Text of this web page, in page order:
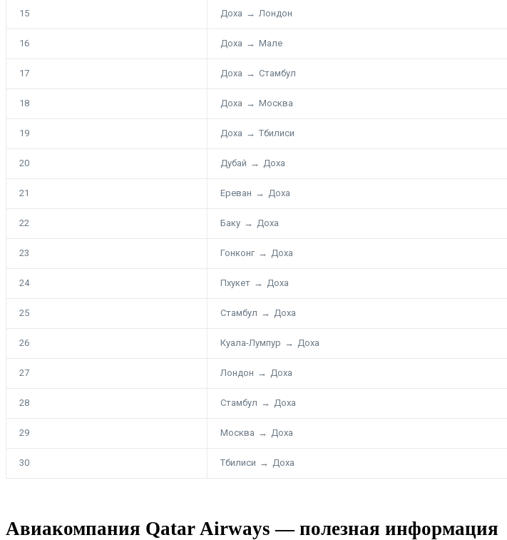
15 Доха → Лондон
16 Доха → Мале
17 Доха → Стамбул
18 Доха → Москва
19 Доха → Тбилиси
20 Дубай → Доха
21 Ереван → Доха
22 Баку → Доха
23 Гонконг → Доха
24 Пхукет → Доха
25 Стамбул → Доха
26 Куала-Лумпур → Доха
27 Лондон → Доха
28 Стамбул → Доха
29 Москва → Доха
30 Тбилиси → Доха
Авиакомпания Qatar Airways — полезная информация